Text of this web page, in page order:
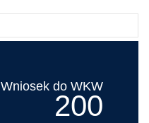
Wniosek do WKW
200